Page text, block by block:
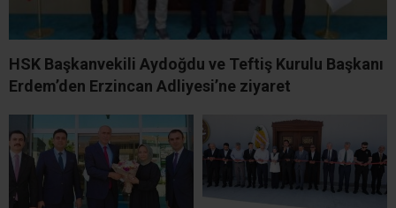
HSK Başkanvekili Aydoğdu ve Teftiş Kurulu Başkanı
Erdem’den Erzincan Adliyesi’ne ziyaret